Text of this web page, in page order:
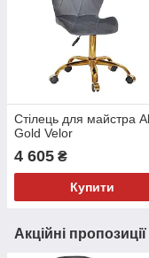
Стілець для майстра
Gold Velor
4 605 ₴
Купити
Акційні